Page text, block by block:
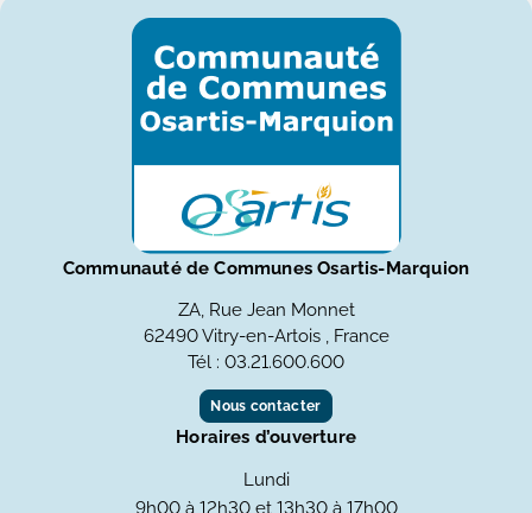
Communauté de Communes Osartis-Marquion
ZA, Rue Jean Monnet
62490 Vitry-en-Artois , France
Tél : 03.21.600.600
Nous contacter
Horaires d’ouverture
Lundi
9h00 à 12h30 et 13h30 à 17h00